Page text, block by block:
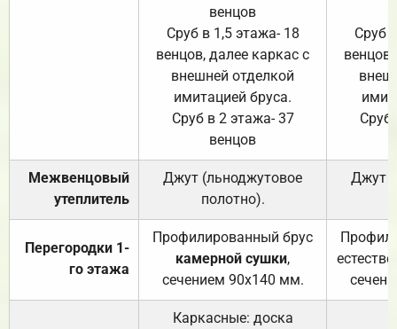
венцов
Сруб в 1,5 этажа- 18
венцов, далее каркас с
внешней отделкой
имитацией бруса.
Сруб в 2 этажа- 37
венцов
Сруб
Сруб
Межвенцовый
утеплитель
Джут (льноджутовое
полотно).
Джут
Перегородки 1-
го этажа
Профилированный брус
камерной сушки,
сечением 90х140 мм.
Каркасные: доска